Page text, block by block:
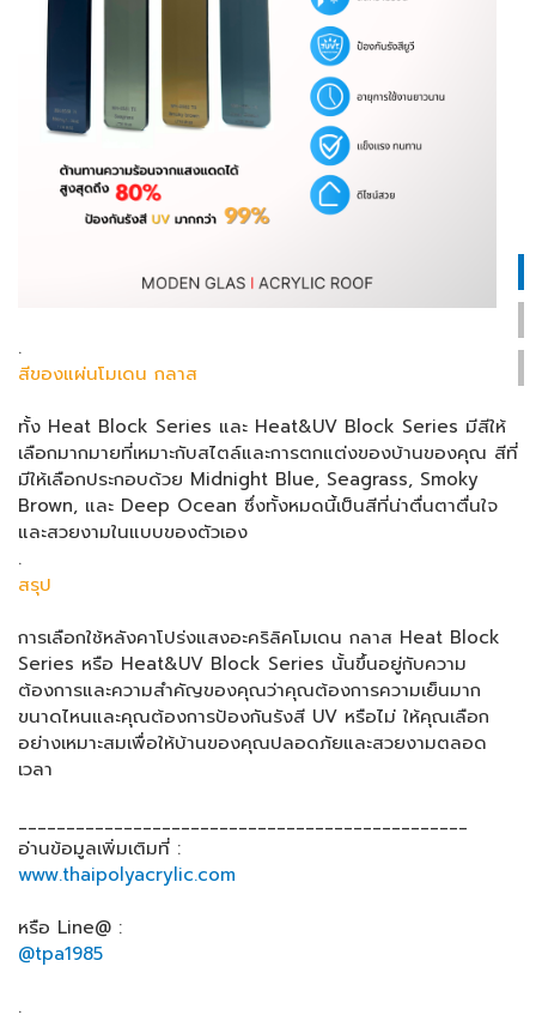
.
สีของแผ่นโมเดน กลาส
ทั้ง Heat Block Series และ Heat&UV Block Series มีสีให้
เลือกมากมายที่เหมาะกับสไตล์และการตกแต่งของบ้านของคุณ สีที่
มีให้เลือกประกอบด้วย Midnight Blue, Seagrass, Smoky
Brown, และ Deep Ocean ซึ่งทั้งหมดนี้เป็นสีที่น่าตื่นตาตื่นใจ
และสวยงามในแบบของตัวเอง
.
สรุป
การเลือกใช้หลังคาโปร่งแสงอะคริลิคโมเดน กลาส Heat Block
Series หรือ Heat&UV Block Series นั้นขึ้นอยู่กับความ
ต้องการและความสำคัญของคุณว่าคุณต้องการความเย็นมาก
ขนาดไหนและคุณต้องการป้องกันรังสี UV หรือไม่ ให้คุณเลือก
อย่างเหมาะสมเพื่อให้บ้านของคุณปลอดภัยและสวยงามตลอด
เวลา
_______________________________________________
อ่านข้อมูลเพิ่มเติมที่ :
www.thaipolyacrylic.com
หรือ Line@ :
@tpa1985
.